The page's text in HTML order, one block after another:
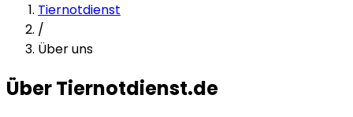
Tiernotdienst
/
Über uns
Über Tiernotdienst.de